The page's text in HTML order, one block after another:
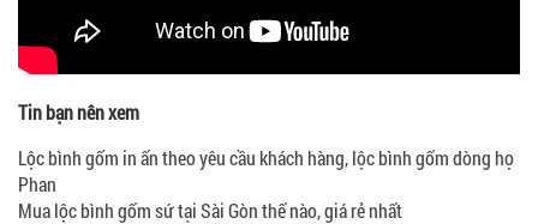
Tin bạn nên xem
Lộc bình gốm in ấn theo yêu cầu khách hàng, lộc bình gốm dòng họ
Phan
Mua lộc bình gốm sứ tại Sài Gòn thế nào, giá rẻ nhất